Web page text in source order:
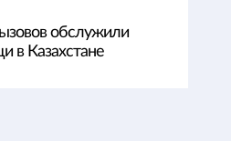
обслужили
в Казахстане